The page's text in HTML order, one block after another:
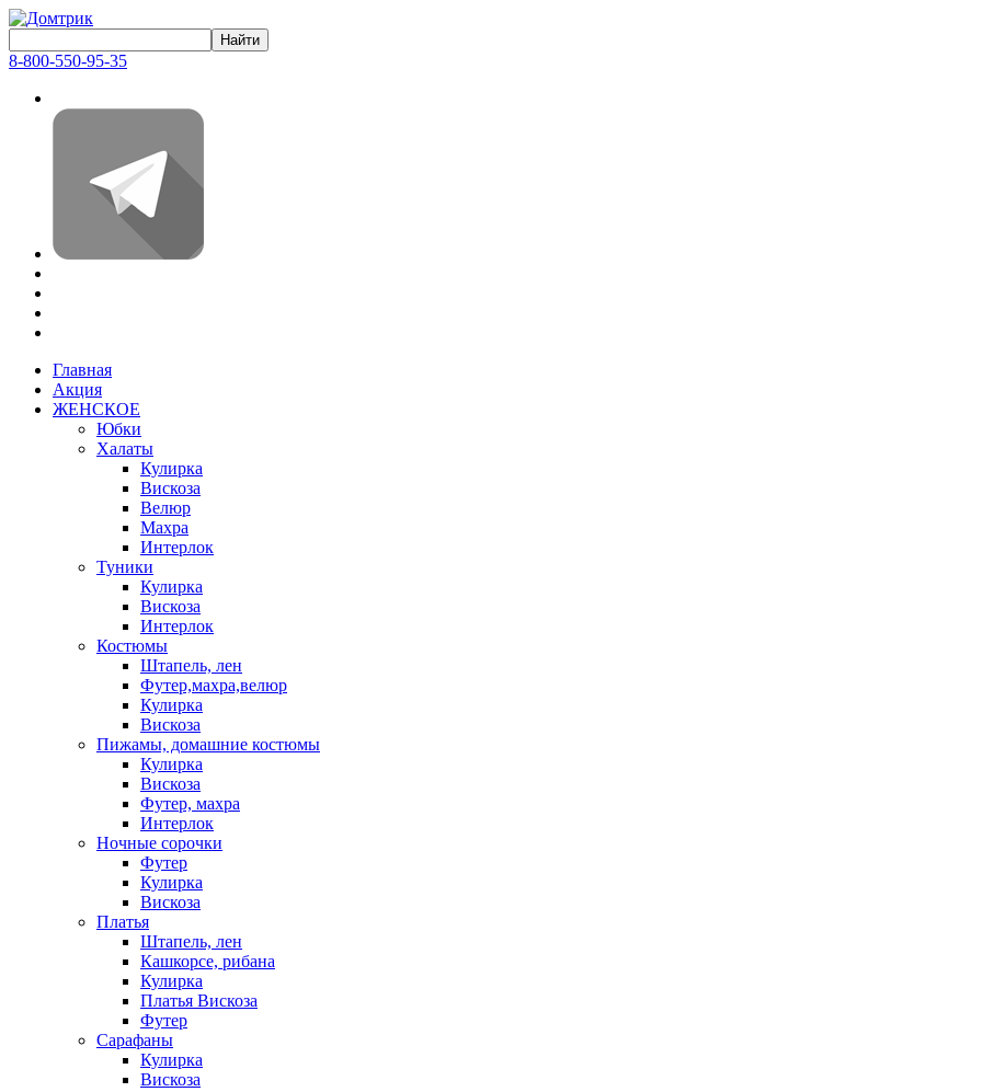
8-800-550-95-35
Главная
Акция
ЖЕНСКОЕ
Юбки
Халаты
Кулирка
Вискоза
Велюр
Махра
Интерлок
Туники
Кулирка
Вискоза
Интерлок
Костюмы
Штапель, лен
Футер,махра,велюр
Кулирка
Вискоза
Пижамы, домашние костюмы
Кулирка
Вискоза
Футер, махра
Интерлок
Ночные сорочки
Футер
Кулирка
Вискоза
Платья
Штапель, лен
Кашкорсе, рибана
Кулирка
Платья Вискоза
Футер
Сарафаны
Кулирка
Вискоза